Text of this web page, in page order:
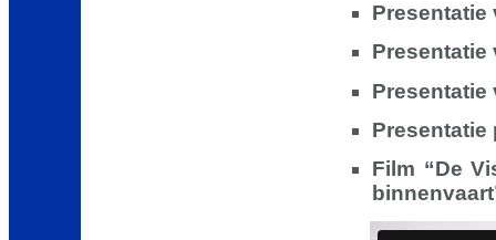
Presentatie
Presentatie
Presentatie
Presentatie
Film “De